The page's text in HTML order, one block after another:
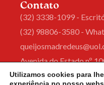
Contato
(32) 3338-1099 -
(32) 98806-3580 -
Avenida do Estado nº
Madre de Deus de Minas
Utilizamos cookies para